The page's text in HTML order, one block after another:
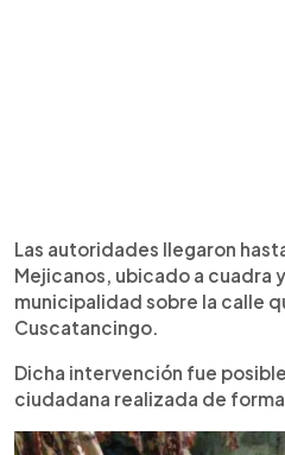
Las autoridades llegaron
Mejicanos, ubicado a cuadra
municipalidad sobre la calle
Cuscatancingo.
Dicha intervención fue
ciudadana realizada de forma